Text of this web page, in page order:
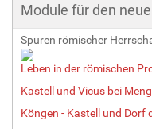
Module für den
Spuren römischer
Leben in der römischen
Kastell und Vicus bei
Köngen - Kastell und Dorf